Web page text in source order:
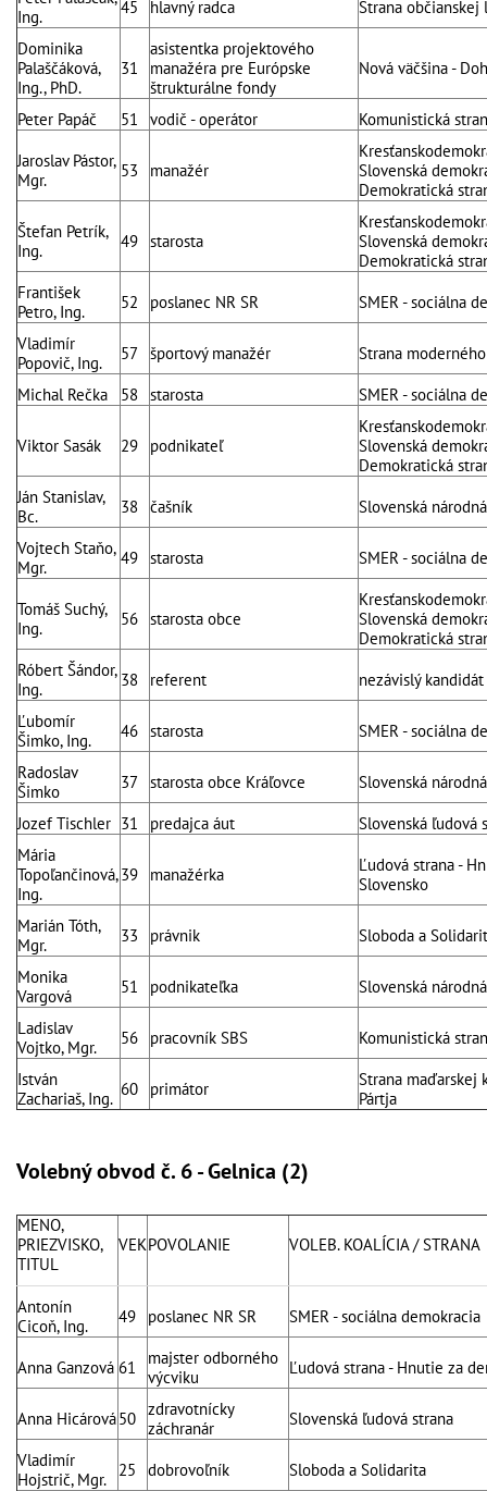
Ing.
45 hlavný radca
Strana občianskej
Dominika
Palaščáková,
Ing., PhD.
31
asistentka projektového
manažéra pre Európske
štrukturálne fondy
Nová väčšina -
Peter Papáč 51 vodič - operátor
Komunistická
Jaroslav Pástor,
Mgr.
53 manažér
Slovenská
Demokratická
Štefan Petrík,
Ing.
49 starosta
Slovenská
Demokratická
František
Petro, Ing.
52 poslanec NR SR
SMER - sociálna
Vladimír
Popovič, Ing.
57 športový manažér
Strana
Michal Rečka
58 starosta SMER - sociálna
Viktor Sasák 29 podnikateľ
Slovenská
Demokratická
Ján Stanislav,
Bc.
38 čašník
Slovenská
Vojtech Staňo,
Mgr.
49 starosta SMER - sociálna
Tomáš Suchý,
Ing.
56 starosta obce
Slovenská
Demokratická
Róbert Šándor,
Ing.
38 referent
nezávislý kandidát
Ľubomír
Šimko, Ing.
46 starosta
SMER - sociálna
Radoslav
Šimko
37 starosta obce Kráľovce
Slovenská
Jozef Tischler 31 predajca áut
Slovenská ľudová
Mária
Topoľančinová,
Ing.
39 manažérka
Ľudová strana -
Slovensko
Marián Tóth,
Mgr.
33 právnik
Sloboda a
Monika
Vargová
51 podnikateľka
Slovenská
Ladislav
Vojtko, Mgr.
56 pracovník SBS
Komunistická
István
Zachariaš, Ing. 60 primátor
Strana maďarskej
Pártja
Volebný obvod č. 6 - Gelnica (2)
MENO,
PRIEZVISKO,
TITUL
VEKPOVOLANIE VOLEB. KOALÍCIA / STRANA
Antonín
Cicoň, Ing.
49 poslanec NR SR SMER - sociálna demokracia
Anna Ganzová 61
majster odborného
výcviku
Ľudová strana - Hnutie za
Anna Hicárová50 zdravotnícky
záchranár
Slovenská ľudová strana
Vladimír
Hojstrič, Mgr.
25 dobrovoľník
Sloboda a Solidarita